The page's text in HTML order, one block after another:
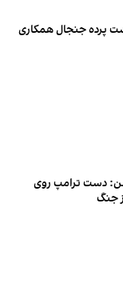
پرده جنجال همکاری
دست ترامپ روی
جنگ